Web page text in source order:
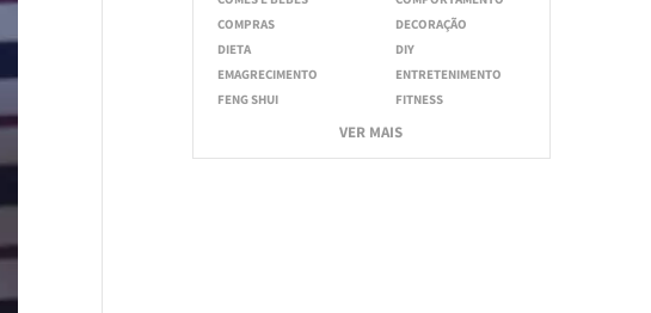
COMPRAS
DECORAÇÃO
DIETA
DIY
EMAGRECIMENTO
ENTRETENIMENTO
FENG SHUI
FITNESS
VER MAIS